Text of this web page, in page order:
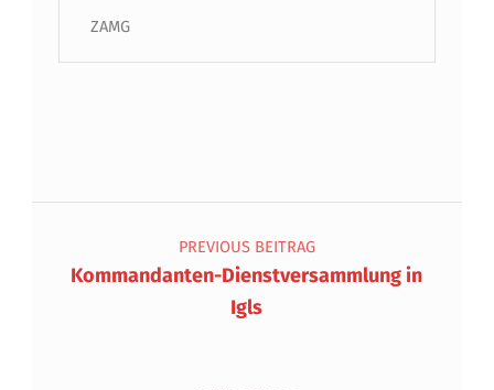
ZAMG
Beitragsnavigation
PREVIOUS BEITRAG
Kommandanten-Dienstversammlung in
Igls